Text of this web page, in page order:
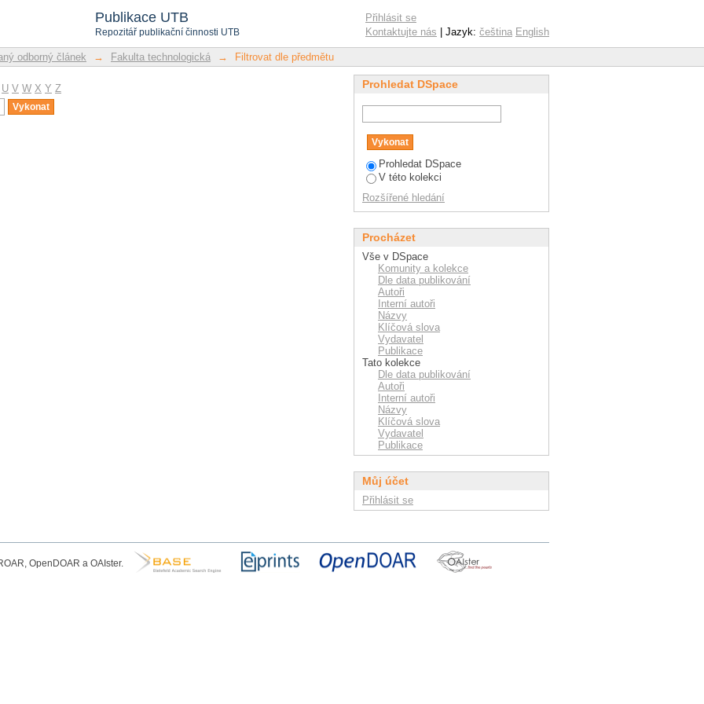
Publikace UTB
Repozitář publikační činnosti UTB
Přihlásit se
Kontaktujte nás | Jazyk: čeština English
odborný článek → Fakulta technologická → Filtrovat dle předmětu
U V W X Y Z
Prohledat DSpace
Prohledat DSpace
V této kolekci
Rozšířené hledání
Procházet
Vše v DSpace
Komunity a kolekce
Dle data publikování
Autoři
Interní autoři
Názvy
Klíčová slova
Vydavatel
Publikace
Tato kolekce
Dle data publikování
Autoři
Interní autoři
Názvy
Klíčová slova
Vydavatel
Publikace
Můj účet
Přihlásit se
OpenDOAR a OAIster.